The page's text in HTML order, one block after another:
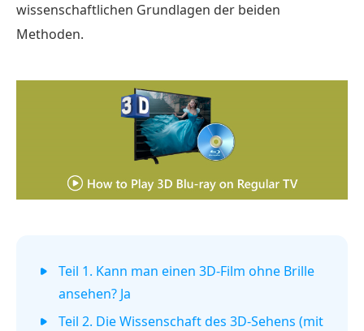
wissenschaftlichen Grundlagen der beiden
Methoden.
Teil 1. Kann man einen 3D-Film ohne Brille
ansehen? Ja
Teil 2. Die Wissenschaft des 3D-Sehens (mit